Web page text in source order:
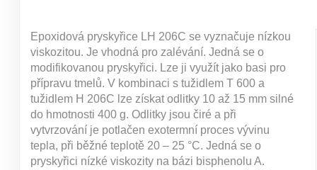
Epoxidová pryskyřice LH 206C se vyznačuje nízkou
viskozitou. Je vhodná pro zalévání. Jedná se o
modifikovanou pryskyřici. Lze ji využít jako basi pro
přípravu tmelů. V kombinaci s tužidlem T 600 a
tužidlem H 206C lze získat odlitky 10 až 15 mm silné
do hmotnosti 400 g. Odlitky jsou čiré a při
vytvrzování je potlačen exotermní proces vývinu
tepla, při běžné teplotě 20 – 25 °C. Jedná se o
pryskyřici nízké viskozity na bázi bisphenolu A.